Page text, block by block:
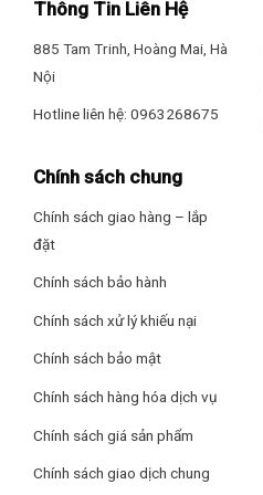
Thông Tin Liên Hệ
885 Tam Trinh, Hoàng Mai, Hà
Nội
Hotline liên hệ: 0963268675
Chính sách chung
Chính sách giao hàng – lắp
đặt
Chính sách bảo hành
Chính sách xử lý khiếu nại
Chính sách bảo mật
Chính sách hàng hóa dịch vụ
Chính sách giá sản phẩm
Chính sách giao dịch chung